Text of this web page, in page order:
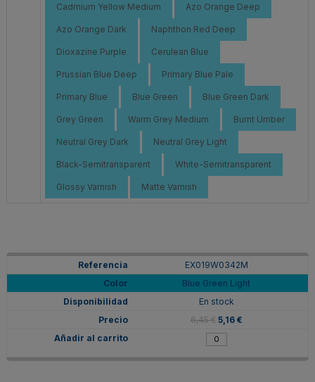
Cadmium Yellow Medium Azo Orange Deep
Azo Orange Dark Naphthon Red Deep
Dioxazine Purple Cerulean Blue
Prussian Blue Deep Primary Blue Pale
Primary Blue Blue Green Blue Green Dark
Grey Green Warm Grey Medium Burnt Umber
Neutral Grey Dark Neutral Grey Light
Black-Semitransparent White-Semitransparent
Glossy Varnish Matte Varnish
EX019W0342M
Blue Green Light
En stock
6,45 € 5,16 €